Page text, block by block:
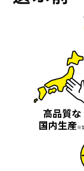
高品質な
国内生産※1